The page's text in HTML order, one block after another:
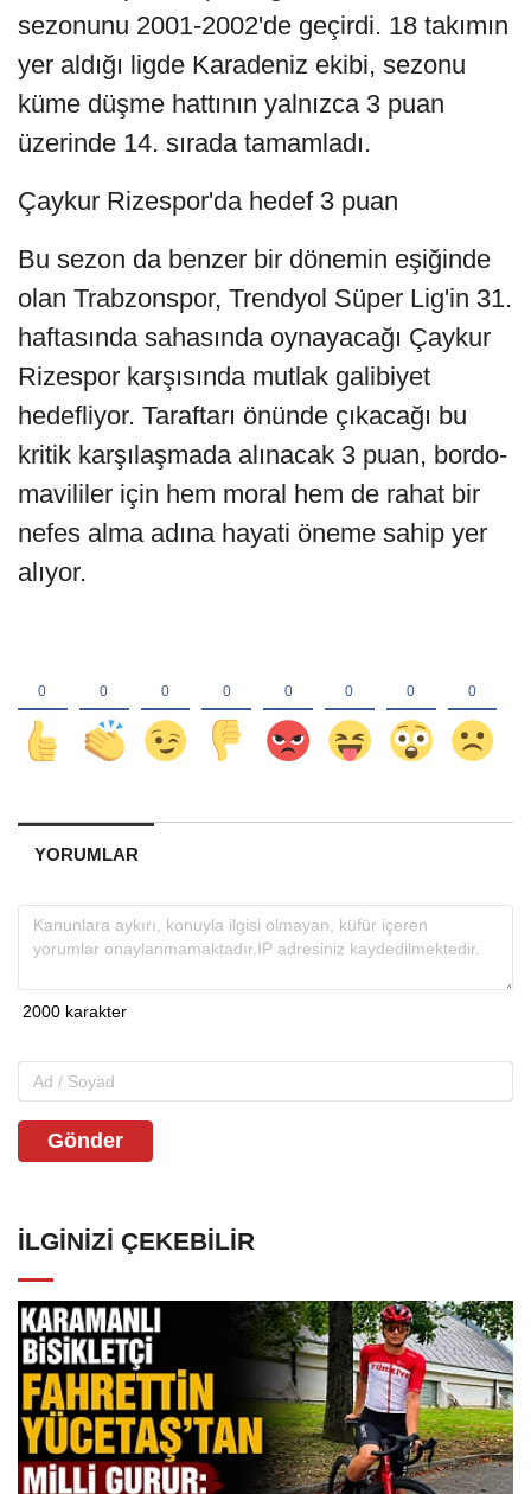
sezonunu 2001-2002'de geçirdi. 18 takımın
yer aldığı ligde Karadeniz ekibi, sezonu
küme düşme hattının yalnızca 3 puan
üzerinde 14. sırada tamamladı.
Çaykur Rizespor'da hedef 3 puan
Bu sezon da benzer bir dönemin eşiğinde
olan Trabzonspor, Trendyol Süper Lig'in 31.
haftasında sahasında oynayacağı Çaykur
Rizespor karşısında mutlak galibiyet
hedefliyor. Taraftarı önünde çıkacağı bu
kritik karşılaşmada alınacak 3 puan, bordo-
mavililer için hem moral hem de rahat bir
nefes alma adına hayati öneme sahip yer
alıyor.
YORUMLAR
Gönder
İLGINIZI ÇEKEBILIR